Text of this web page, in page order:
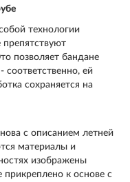
технологии
позволяет бандане
соответственно, ей
сохраняется на
с описанием летней
материалы и
изображены
к основе с